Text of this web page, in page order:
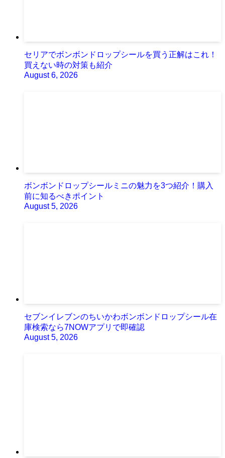
セリアでボンボンドロップシールを買う正解はこれ！
買えない時の対策も紹介
August 6, 2026
ボンボンドロップシールミニの魅力を3つ紹介！購入
前に知るべきポイント
August 5, 2026
セブンイレブンのちいかわボンボンドロップシール在
庫検索なら7NOWアプリで即確認
August 5, 2026